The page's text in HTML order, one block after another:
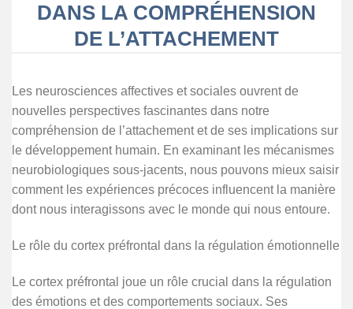
DANS LA COMPRÉHENSION
DE L’ATTACHEMENT
Les neurosciences affectives et sociales ouvrent de
nouvelles perspectives fascinantes dans notre
compréhension de l’attachement et de ses implications sur
le développement humain. En examinant les mécanismes
neurobiologiques sous-jacents, nous pouvons mieux saisir
comment les expériences précoces influencent la manière
dont nous interagissons avec le monde qui nous entoure.
Le rôle du cortex préfrontal dans la régulation émotionnelle
Le cortex préfrontal joue un rôle crucial dans la régulation
des émotions et des comportements sociaux. Ses